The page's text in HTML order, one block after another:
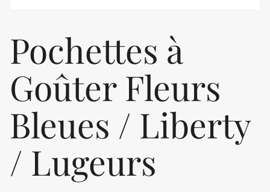
Pochettes à
Goûter Fleurs
Bleues / Liberty
/ Lugeurs